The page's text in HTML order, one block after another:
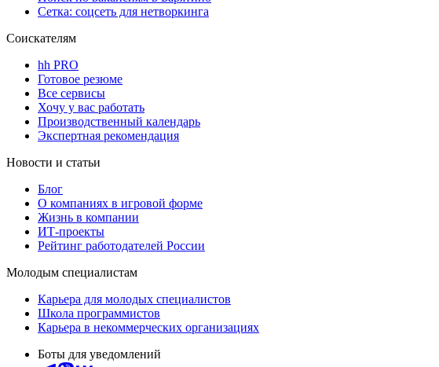
Сетка: соцсеть для нетворкинга
Соискателям
hh PRO
Готовое резюме
Все сервисы
Хочу у вас работать
Производственный календарь
Экспертная рекомендация
Новости и статьи
Блог
О компаниях в игровой форме
Жизнь в компании
ИТ-проекты
Рейтинг работодателей России
Молодым специалистам
Карьера для молодых специалистов
Школа программистов
Карьера в некоммерческих организациях
Боты для уведомлений